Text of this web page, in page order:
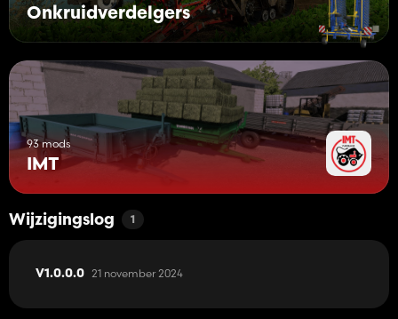
Onkruidverdelgers
93 mods
IMT
Wijzigingslog 1
V1.0.0.0 21 november 2024